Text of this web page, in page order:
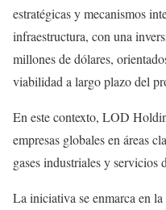
estratégicas y mecanismos
infraestructura, con una
millones de dólares,
viabilidad a largo plazo del
En este contexto, LOD
empresas globales en áreas
gases industriales y servicios
La iniciativa se enmarca en